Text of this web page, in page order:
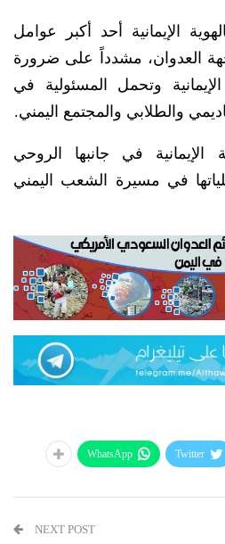
الإيمانية أحد أكبر عوامل
العدوان، مشدداً على ضرورة
وتحمل المسئولية في
والطلابي والمجتمع اليمني.
في جانبها الروحي
في مسيرة الشعب اليمني
Twitter
WhatsApp
NEXT POST